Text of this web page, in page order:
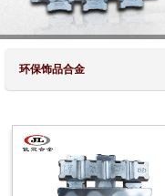
环保饰品合金